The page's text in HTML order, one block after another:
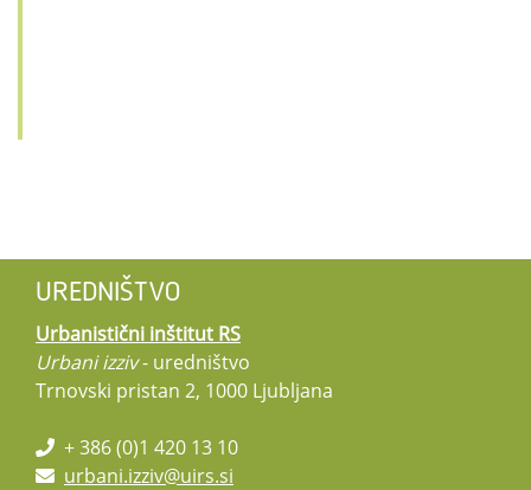
UREDNIŠTVO
Urbanistični inštitut RS
Urbani izziv- uredništvo
Trnovski pristan 2, 1000 Ljubljana
+ 386 (0)1 420 13 10
urbani.izziv@uirs.si